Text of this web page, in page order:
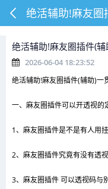
绝活辅助!麻友圈插件(
2026-06-04 18:23:52
绝活辅助!麻友圈插件(辅助)一
一、麻友圈插件可以开透视的
1、麻友圈插件是不是有人用
2、麻友圈插件究竟有没有透
3、麻友圈插件 可以透视码与